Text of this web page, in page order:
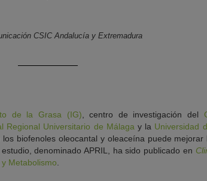
CSIC Andalucía y Extremadura
de la Grasa (IG) , centro de investigación del
Regional Universitario de Málaga y la Universidad
biofenoles oleocantal y oleaceína puede
denominado APRIL, ha sido publicado en
Metabolismo